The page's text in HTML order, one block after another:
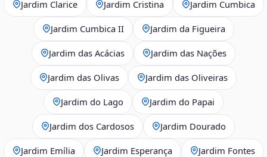
Jardim Clarice Jardim Cristina Jardim Cumbica
Jardim Cumbica II Jardim da Figueira
Jardim das Acácias Jardim das Nações
Jardim das Olivas Jardim das Oliveiras
Jardim do Lago Jardim do Papai
Jardim dos Cardosos Jardim Dourado
Jardim Emília Jardim Esperança Jardim Fontes